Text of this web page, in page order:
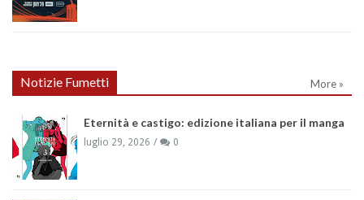
Notizie Fumetti More »
Eternità e castigo: edizione italiana per il manga
luglio 29, 2026 0